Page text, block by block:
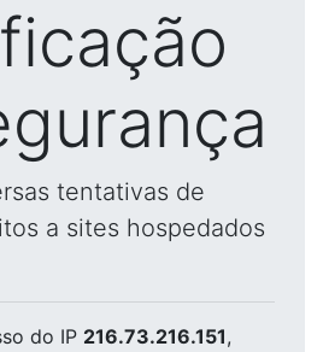
tentativas de
a sites hospedados
do IP 216.73.216.151,